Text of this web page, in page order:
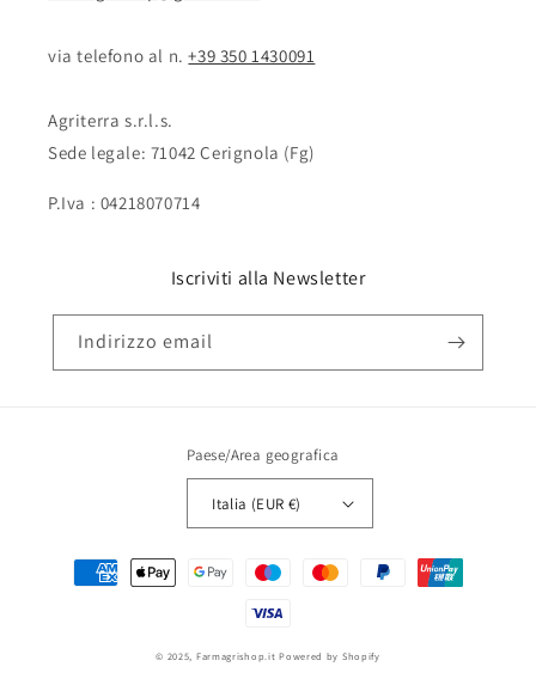
via telefono al n. ‭‭+39 350 1430091
Agriterra s.r.l.s.
Sede legale: 71042 Cerignola (Fg)
P.Iva : 04218070714
Iscriviti alla Newsletter
Indirizzo email
Paese/Area geografica
Italia (EUR €)
Metodi
© 2025, Farmagrishop.it Powered by Shopify